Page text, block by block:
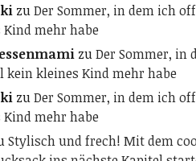
zuDer Sommer, in dem ich
mehr habe
zuDer Sommer, in
kein kleines Kind mehr habe
zuDer Sommer, in dem ich
mehr habe
Stylisch und frech! Mit dem